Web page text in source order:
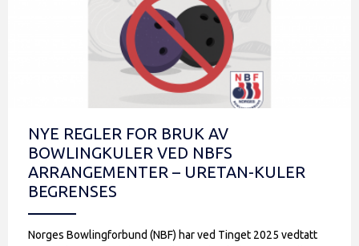
NYE REGLER FOR BRUK AV
BOWLINGKULER VED NBFS
ARRANGEMENTER – URETAN-KULER
BEGRENSES
Norges Bowlingforbund (NBF) har ved Tinget 2025 vedtatt